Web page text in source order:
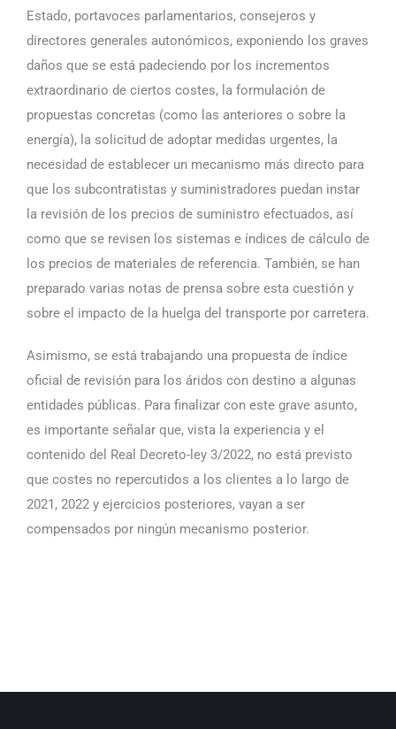
Estado, portavoces parlamentarios, consejeros y
directores generales autonómicos, exponiendo los graves
daños que se está padeciendo por los incrementos
extraordinario de ciertos costes, la formulación de
propuestas concretas (como las anteriores o sobre la
energía), la solicitud de adoptar medidas urgentes, la
necesidad de establecer un mecanismo más directo para
que los subcontratistas y suministradores puedan instar
la revisión de los precios de suministro efectuados, así
como que se revisen los sistemas e índices de cálculo de
los precios de materiales de referencia. También, se han
preparado varias notas de prensa sobre esta cuestión y
sobre el impacto de la huelga del transporte por carretera.
Asimismo, se está trabajando una propuesta de índice
oficial de revisión para los áridos con destino a algunas
entidades públicas. Para finalizar con este grave asunto,
es importante señalar que, vista la experiencia y el
contenido del Real Decreto-ley 3/2022, no está previsto
que costes no repercutidos a los clientes a lo largo de
2021, 2022 y ejercicios posteriores, vayan a ser
compensados por ningún mecanismo posterior.